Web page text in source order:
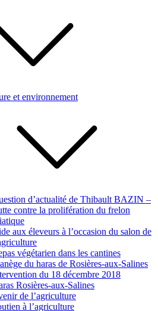
et environnement
d’actualité de Thibault BAZIN –
contre la prolifération du frelon
aux éleveurs à l’occasion du salon de
végétarien dans les cantines
du haras de Rosières-aux-Salines
du 18 décembre 2018
Rosières-aux-Salines
de l’agriculture
à l’agriculture